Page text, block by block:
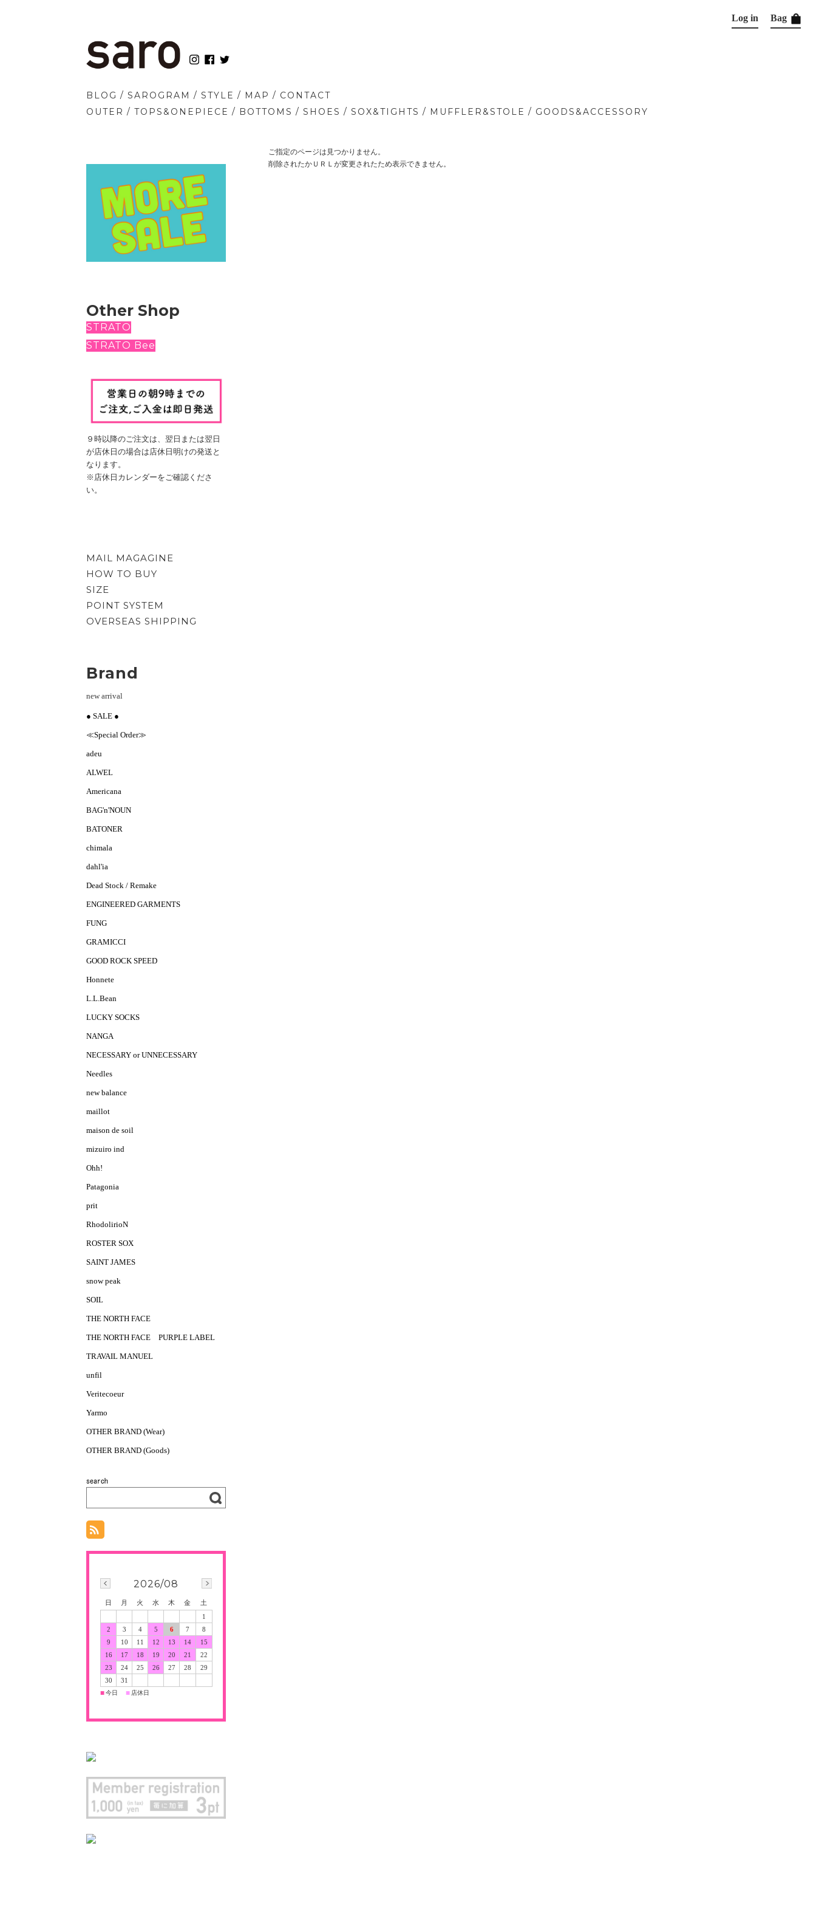
BLOG / SAROGRAM / STYLE / MAP / CONTACT
OUTER / TOPS&ONEPIECE / BOTTOMS / SHOES / SOX&TIGHTS / MUFFLER&STOLE / GOODS&ACCESSORY
Log in Bag
ご指定のページは見つかりません。
削除されたかＵＲＬが変更されたため表示できません。
Other Shop
STRATO
STRATO Bee
９時以降のご注文は、翌日 または翌日
が店休日の場合は 店休日明けの発送と
なります。
※店休日カレンダーをご確認くださ
い。
MAIL MAGAGINE
HOW TO BUY
SIZE
POINT SYSTEM
OVERSEAS SHIPPING
Brand
new arrival
● SALE ●
≪Special Order≫
adeu
ALWEL
Americana
BAG'n'NOUN
BATONER
chimala
dahl'ia
Dead Stock / Remake
ENGINEERED GARMENTS
FUNG
GRAMICCI
GOOD ROCK SPEED
Honnete
L.L.Bean
LUCKY SOCKS
NANGA
NECESSARY or UNNECESSARY
Needles
new balance
maillot
maison de soil
mizuiro ind
Ohh!
Patagonia
prit
RhodolirioN
ROSTER SOX
SAINT JAMES
snow peak
SOIL
THE NORTH FACE
THE NORTH FACE PURPLE LABEL
TRAVAIL MANUEL
unfil
Veritecoeur
Yarmo
OTHER BRAND (Wear)
OTHER BRAND (Goods)
2026/08
日 月 火 水 木 金
土
1
2
3 4 5 6 7
8
9
10 11 12 13 14
15
16
17 18 19 20 21
22
23
24 25 26 27 28
29
30
31
■今日 ■ 店休日